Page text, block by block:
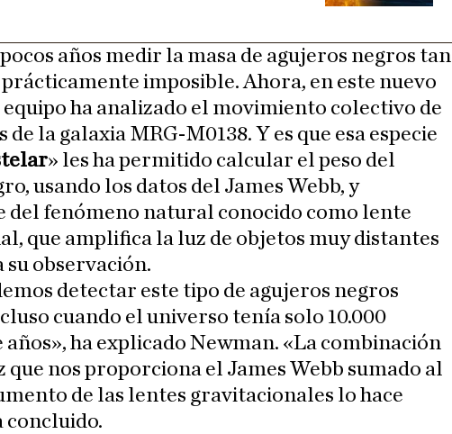
años medir la masa de agujeros negros tan
imposible. Ahora, en este nuevo
ha analizado el movimiento colectivo de
la galaxia MRG-M0138. Y es que esa especie
» les ha permitido calcular el peso del
usando los datos del James Webb, y
del fenómeno natural conocido como lente
que amplifica la luz de objetos muy distantes
su observación.
detectar este tipo de agujeros negros
cuando el universo tenía solo 10.000
ha explicado Newman. «La combinación
que nos proporciona el James Webb sumado al
de las lentes gravitacionales lo hace
concluido.